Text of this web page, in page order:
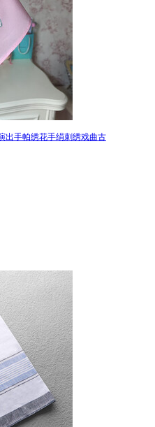
出手帕绣花手绢刺绣戏曲古